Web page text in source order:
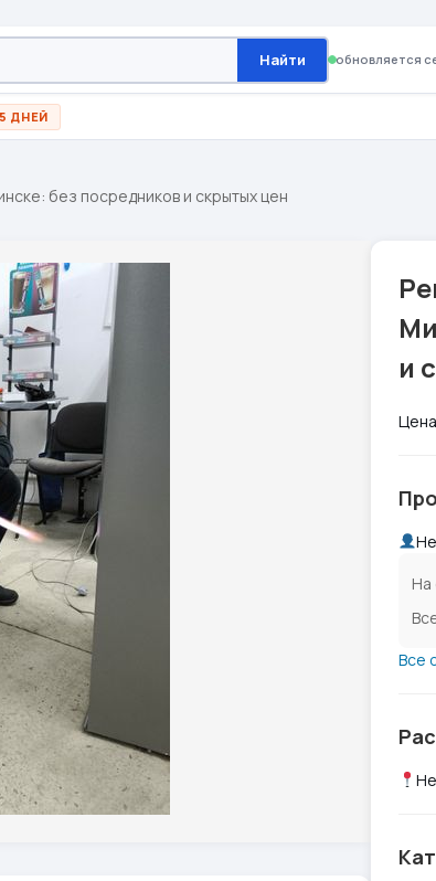
Найти обновляется
ДНЕЙ
без посредников и скрытых цен
и
На
Все